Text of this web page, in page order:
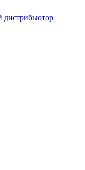
дистрибьютор